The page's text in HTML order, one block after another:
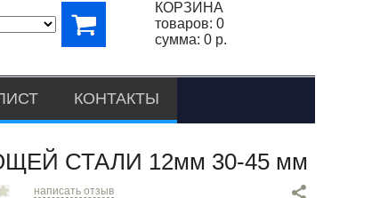
КОРЗИНА
товаров: 0
сумма: 0 р.
КОНТАКТЫ
СТАЛИ 12мм 30-45 мм
написать отзыв